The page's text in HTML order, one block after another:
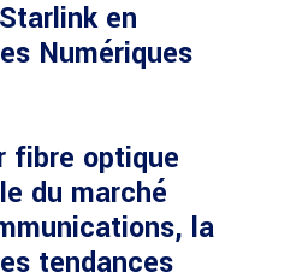
en
Numériques
fibre optique
du marché
la
tendances